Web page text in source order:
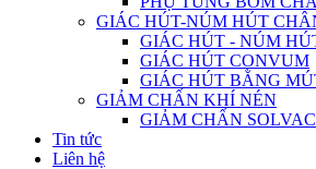
GIÁC HÚT-NÚM HÚT
GIÁC HÚT - NÚM
GIÁC HÚT CONVUM
GIÁC HÚT BẰNG
GIẢM CHẤN KHÍ NÉN
GIẢM CHẤN SOLVAC
Tin tức
Liên hệ